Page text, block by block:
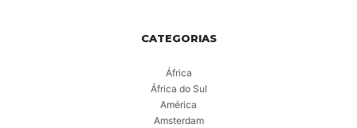
CATEGORIAS
África
África do Sul
América
Amsterdam